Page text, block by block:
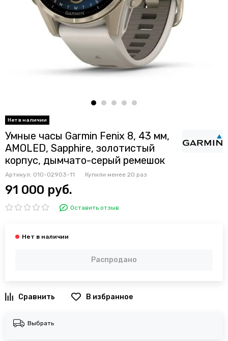
Умные часы Garmin Fenix 8, 43 мм,
AMOLED, Sapphire, золотистый
корпус, дымчато-серый ремешок
Артикул: 010-02903-11 Купили менее 20 раз
91 000 руб.
Оставить отзыв
Распродано
В избранное
Выбрать